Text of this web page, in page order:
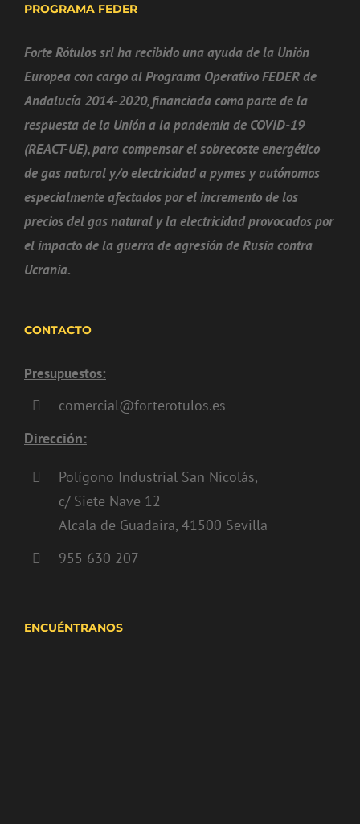
PROGRAMA FEDER
Forte Rótulos srl ha recibido una ayuda de la Unión
Europea con cargo al Programa Operativo FEDER de
Andalucía 2014-2020, financiada como parte de la
respuesta de la Unión a la pandemia de COVID-19
(REACT-UE), para compensar el sobrecoste energético
de gas natural y/o electricidad a pymes y autónomos
especialmente afectados por el incremento de los
precios del gas natural y la electricidad provocados por
el impacto de la guerra de agresión de Rusia contra
Ucrania.
CONTACTO
Presupuestos:
comercial@forterotulos.es
Dirección:
Polígono Industrial San Nicolás,
c/ Siete Nave 12
Alcala de Guadaira, 41500 Sevilla
955 630 207
ENCUÉNTRANOS